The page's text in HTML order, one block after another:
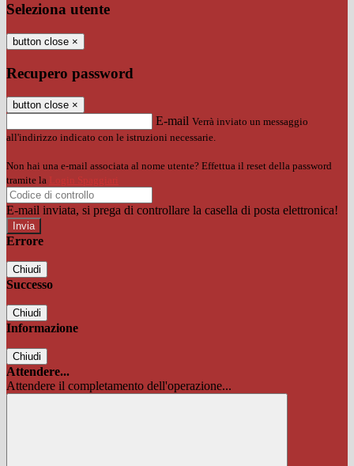
Seleziona utente
button close ×
Recupero password
button close ×
E-mail Verrà inviato un messaggio
all'indirizzo indicato con le istruzioni necessarie.
Non hai una e-mail associata al nome utente? Effettua il reset della password
tramite la Login Spaggiari
E-mail inviata, si prega di controllare la casella di posta elettronica!
Errore
Chiudi
Successo
Chiudi
Informazione
Chiudi
Attendere...
Attendere il completamento dell'operazione...